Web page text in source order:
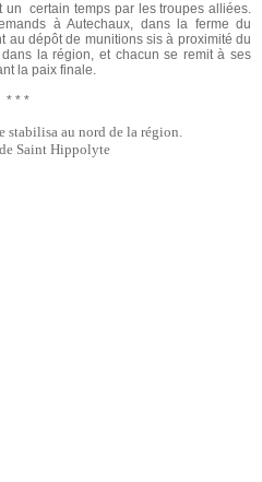
un certain temps par les troupes alliées.
à Autechaux, dans la ferme du
au dépôt de munitions sis à proximité du
la région, et chacun se remit à ses
la paix finale.
* * *
stabilisa au nord de la région.
Saint Hippolyte